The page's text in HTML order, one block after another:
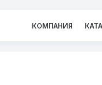
КОМПАНИЯ